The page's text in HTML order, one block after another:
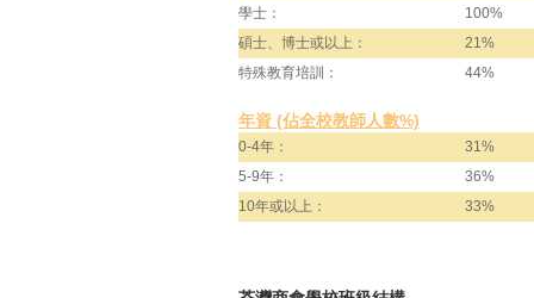
學士：
100%
碩士、博士或以上：
21%
特殊教育培訓：
44%
年資 (佔全校教師人數%)
0-4年：
31%
5-9年：
36%
10年或以上：
33%